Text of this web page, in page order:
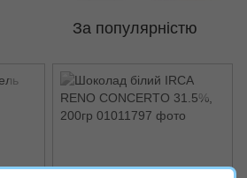
За популярністю